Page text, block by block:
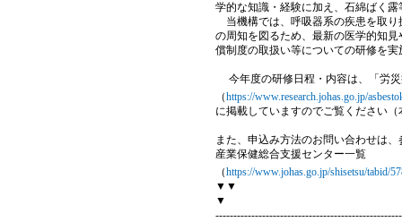
学的な知識・経験に加え、石綿ばく
当機構では、呼吸器系の疾患を取り
の周知を図るため、最新の医学的知
償制度の取扱い等についての研修を実
今年度の研修日程・内容は、「労
（https://www.research.johas.go.jp/
に掲載していますのでご覧ください
また、申込み方法のお問い合わせは
産業保健総合支援センター一覧
（https://www.johas.go.jp/shisetsu/tabid/
▼▼
▼